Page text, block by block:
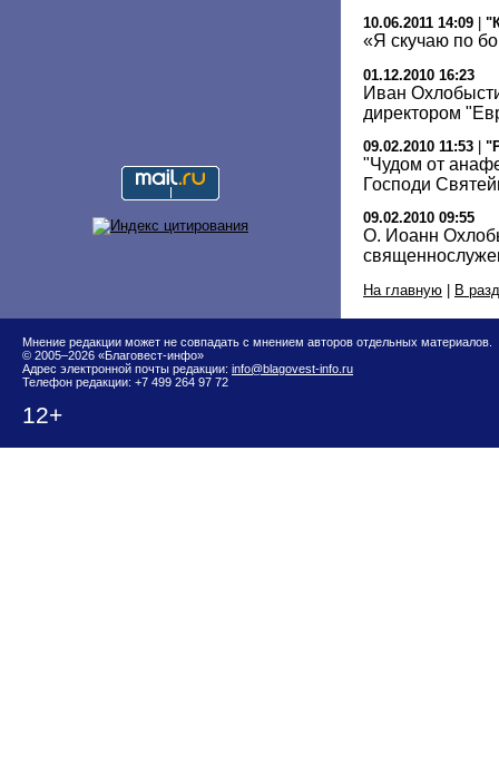
10.06.2011 14:09
«Я скучаю по
01.12.2010 16:23
Иван
директором
09.02.2010 11:53
"Чудом от
Господи
09.02.2010 09:55
О. Иоанн
На главную | В
Мнение редакции может не совпадать с мнением авторов отдельных материалов.
© 2005–2026 «Благовест-инфо»
Адрес электронной почты редакции: info@blagovest-info.ru
Телефон редакции: +7 499 264 97 72
12+